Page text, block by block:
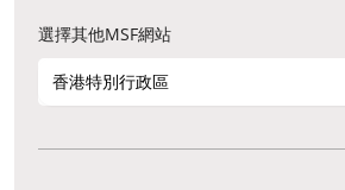
選擇其他MSF網站
香港特別行政區